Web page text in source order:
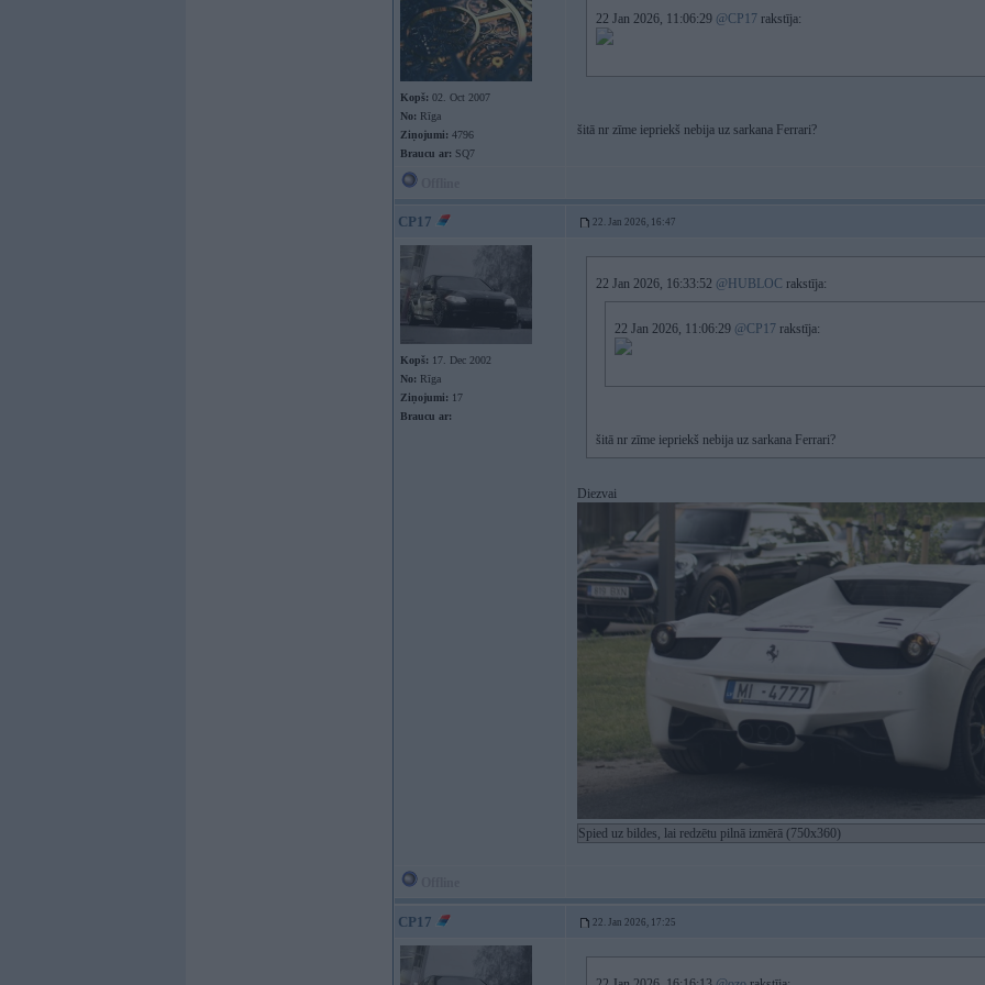
Kopš: 02. Oct 2007
No: Rīga
Ziņojumi: 4796
Braucu ar: SQ7
22 Jan 2026, 11:06:29 @CP17 rakstīja:
šitā nr zīme iepriekš nebija uz sarkana Ferrari?
CP17 22. Jan 2026, 16:47
Kopš: 17. Dec 2002
No: Rīga
Ziņojumi: 17
Braucu ar:
22 Jan 2026, 16:33:52 @HUBLOC rakstīja:
22 Jan 2026, 11:06:29 @CP17 rakstīja:
šitā nr zīme iepriekš nebija uz sarkana Ferrari?
Diezvai
Spied uz bildes, lai redzētu pilnā izmērā (750x360)
CP17 22. Jan 2026, 17:25